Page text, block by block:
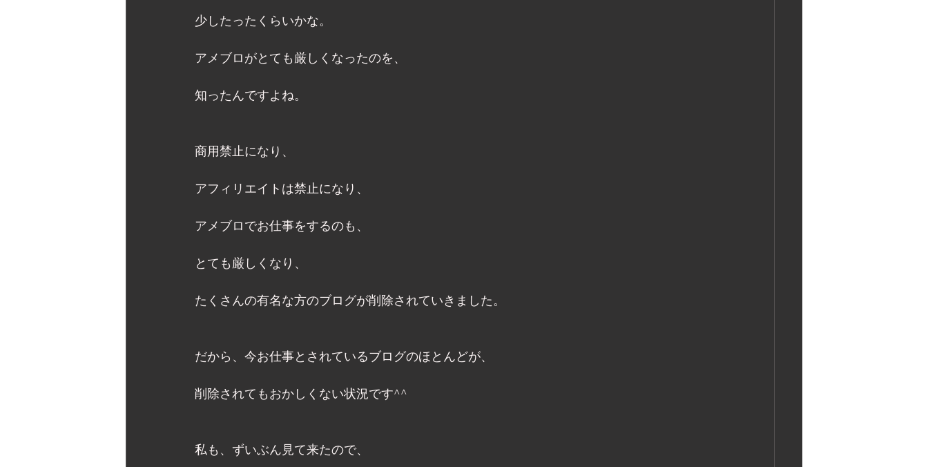
少したったくらいかな。
アメブロがとても厳しくなったのを、
知ったんですよね。
商用禁止になり、
アフィリエイトは禁止になり、
アメブロでお仕事をするのも、
とても厳しくなり、
たくさんの有名な方のブログが削除されていきました。
だから、今お仕事とされているブログのほとんどが、
削除されてもおかしくない状況です^^
私も、ずいぶん見て来たので、